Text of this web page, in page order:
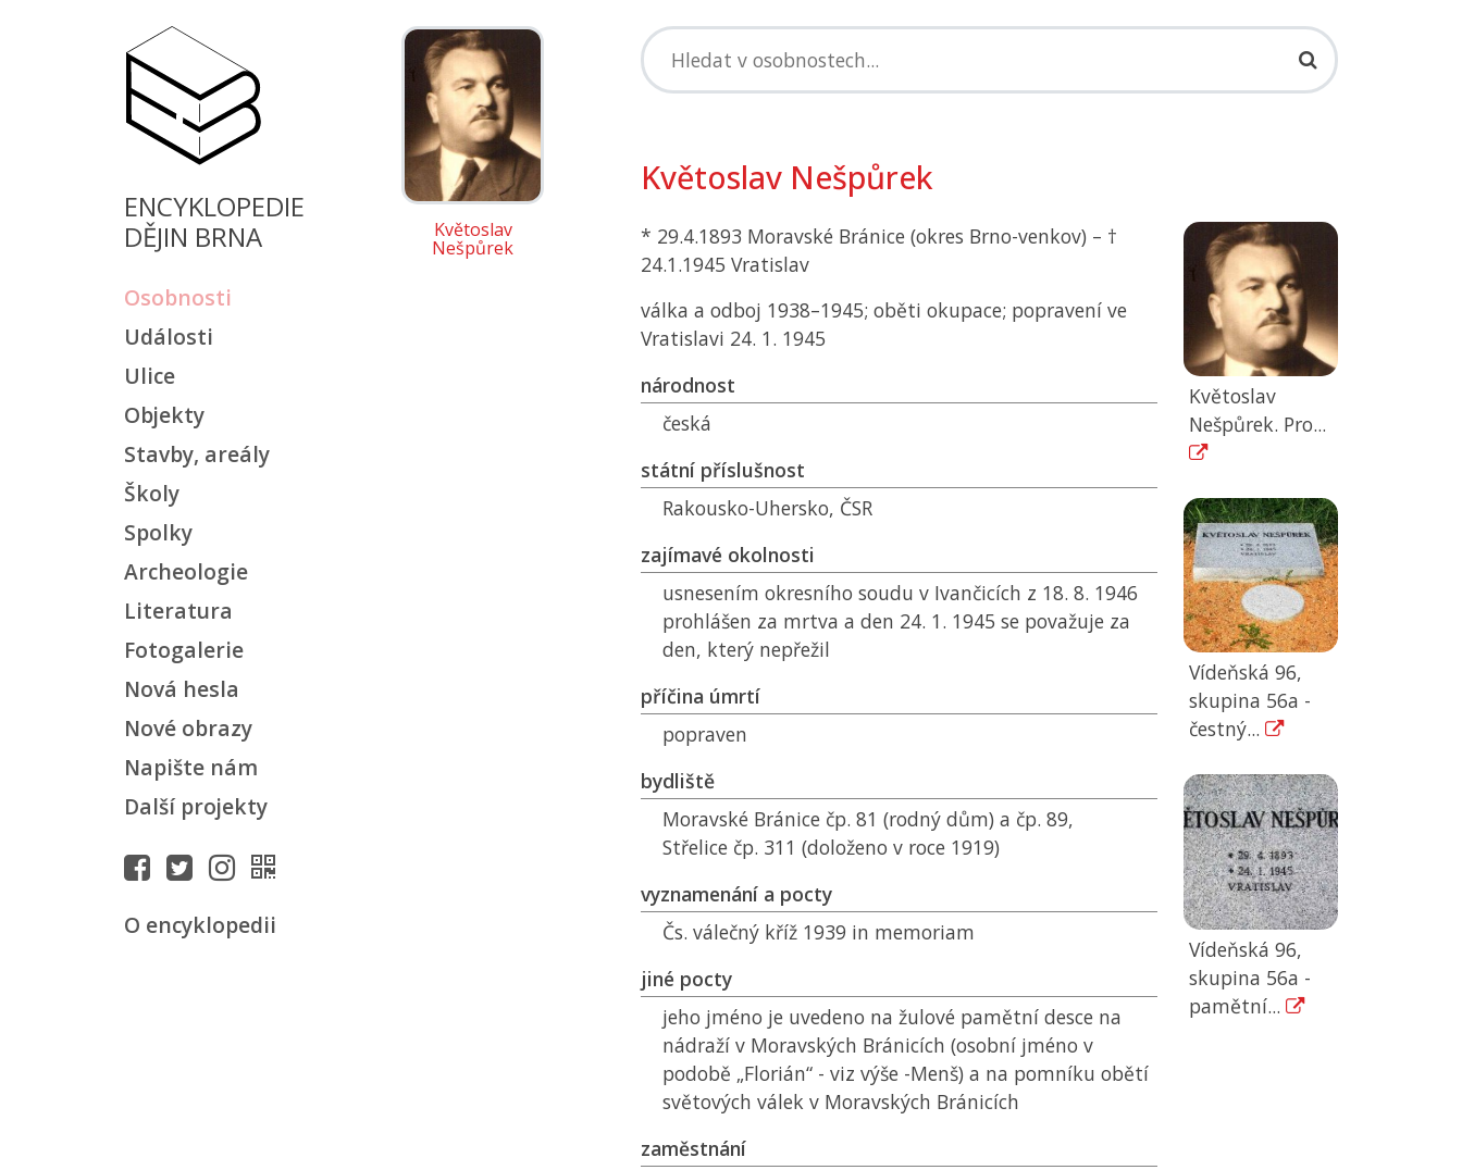
ENCYKLOPEDIE
DĚJIN BRNA
Osobnosti
Události
Ulice
Objekty
Stavby, areály
Školy
Spolky
Archeologie
Literatura
Fotogalerie
Nová hesla
Nové obrazy
Napište nám
Další projekty
O encyklopedii
Květoslav
Nešpůrek
Květoslav Nešpůrek
* 29.4.1893 Moravské Bránice (okres Brno-venkov) – †
24.1.1945 Vratislav
válka a odboj 1938–1945; oběti okupace; popravení ve
Vratislavi 24. 1. 1945
národnost
česká
státní příslušnost
Rakousko-Uhersko, ČSR
zajímavé okolnosti
usnesením okresního soudu v Ivančicích z 18. 8. 1946
prohlášen za mrtva a den 24. 1. 1945 se považuje za
den, který nepřežil
příčina úmrtí
popraven
bydliště
Moravské Bránice čp. 81 (rodný dům) a čp. 89,
Střelice čp. 311 (doloženo v roce 1919)
vyznamenání a pocty
Čs. válečný kříž 1939 in memoriam
jiné pocty
jeho jméno je uvedeno na žulové pamětní desce na
nádraží v Moravských Bránicích (osobní jméno v
podobě „Florián“ - viz výše -Menš) a na pomníku obětí
světových válek v Moravských Bránicích
zaměstnání
Květoslav
Nešpůrek. Pro...
Vídeňská 96,
skupina 56a -
čestný...
Vídeňská 96,
skupina 56a -
pamětní...